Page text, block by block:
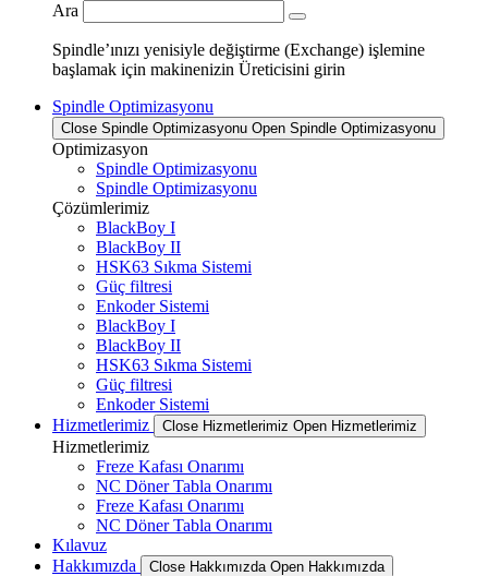
Ara
Spindle’ınızı yenisiyle değiştirme (Exchange) işlemine
başlamak için makinenizin Üreticisini girin
Spindle Optimizasyonu
Close Spindle Optimizasyonu Open Spindle Optimizasyonu
Optimizasyon
Spindle Optimizasyonu
Spindle Optimizasyonu
Çözümlerimiz
BlackBoy I
BlackBoy II
HSK63 Sıkma Sistemi
Güç filtresi
Enkoder Sistemi
BlackBoy I
BlackBoy II
HSK63 Sıkma Sistemi
Güç filtresi
Enkoder Sistemi
Hizmetlerimiz
Close Hizmetlerimiz Open Hizmetlerimiz
Hizmetlerimiz
Freze Kafası Onarımı
NC Döner Tabla Onarımı
Freze Kafası Onarımı
NC Döner Tabla Onarımı
Kılavuz
Hakkımızda
Close Hakkımızda Open Hakkımızda